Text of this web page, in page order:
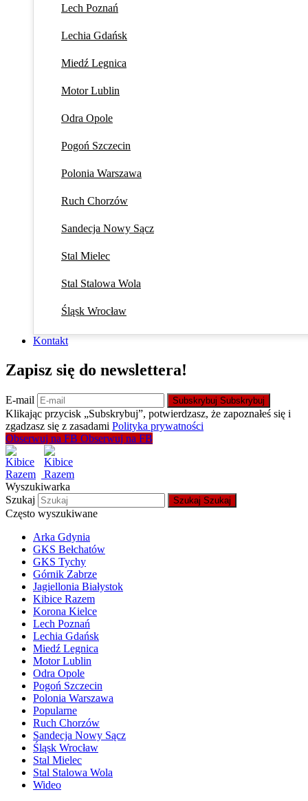
Lech Poznań
Lechia Gdańsk
Miedź Legnica
Motor Lublin
Odra Opole
Pogoń Szczecin
Polonia Warszawa
Ruch Chorzów
Sandecja Nowy Sącz
Stal Mielec
Stal Stalowa Wola
Śląsk Wrocław
Kontakt
Zapisz się do newslettera!
E-mail Subskrybuj Subskrybuj
Klikając przycisk „Subskrybuj”, potwierdzasz, że zapoznałeś się i
zgadzasz się z zasadami Polityka prywatności
Obserwuj na FB Obserwuj na FB
Wyszukiwarka
Szukaj
Szukaj Szukaj
Często wyszukiwane
Arka Gdynia
GKS Bełchatów
GKS Tychy
Górnik Zabrze
Jagiellonia Białystok
Kibice Razem
Korona Kielce
Lech Poznań
Lechia Gdańsk
Miedź Legnica
Motor Lublin
Odra Opole
Pogoń Szczecin
Polonia Warszawa
Popularne
Ruch Chorzów
Sandecja Nowy Sącz
Śląsk Wrocław
Stal Mielec
Stal Stalowa Wola
Wideo